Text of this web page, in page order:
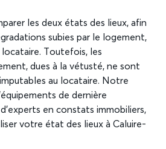
les deux états des lieux, afin
subies par le logement,
Toutefois, les
dues à la vétusté, ne sont
au locataire. Notre
de dernière
en constats immobiliers,
votre état des lieux à Caluire-